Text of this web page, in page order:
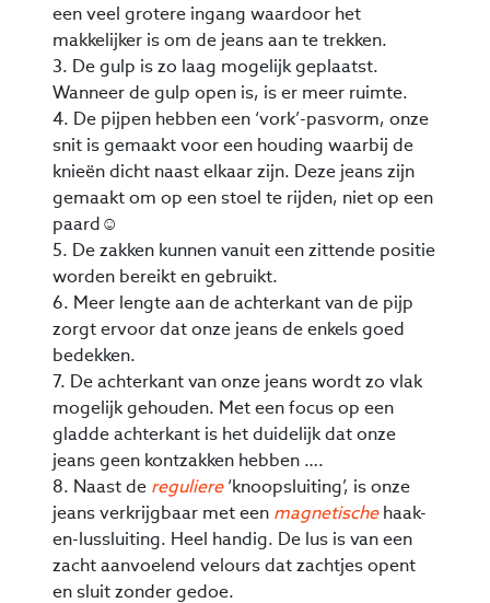
een veel grotere ingang waardoor het
makkelijker is om de jeans aan te trekken.
3. De gulp is zo laag mogelijk geplaatst.
Wanneer de gulp open is, is er meer ruimte.
4. De pijpen hebben een ‘vork’-pasvorm, onze
snit is gemaakt voor een houding waarbij de
knieën dicht naast elkaar zijn. Deze jeans zijn
gemaakt om op een stoel te rijden, niet op een
paard☺
5. De zakken kunnen vanuit een zittende positie
worden bereikt en gebruikt.
6. Meer lengte aan de achterkant van de pijp
zorgt ervoor dat onze jeans de enkels goed
bedekken.
7. De achterkant van onze jeans wordt zo vlak
mogelijk gehouden. Met een focus op een
gladde achterkant is het duidelijk dat onze
jeans geen kontzakken hebben ….
8. Naast de reguliere‘knoopsluiting’, is onze
jeans verkrijgbaar met een magnetischehaak-
en-lussluiting. Heel handig. De lus is van een
zacht aanvoelend velours dat zachtjes opent
en sluit zonder gedoe.